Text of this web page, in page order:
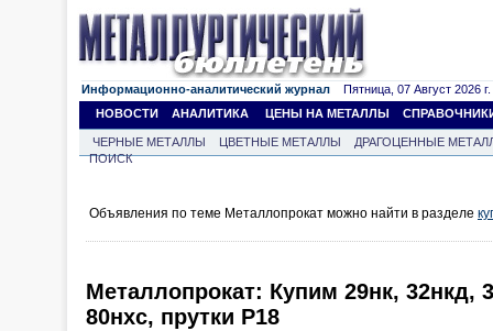
Информационно-аналитический журнал Пятница, 07 Август 2026 г.
НОВОСТИ
АНАЛИТИКА ЦЕНЫ НА МЕТАЛЛЫ
ЧЕРНЫЕ МЕТАЛЛЫ ЦВЕТНЫЕ МЕТАЛЛЫ
ДРАГОЦЕННЫЕ
ПОИСК
Объявления по теме Металлопрокат можно найти в разделе
Металлопрокат: Купим 29нк, 32нкд,
80нхс, прутки Р18